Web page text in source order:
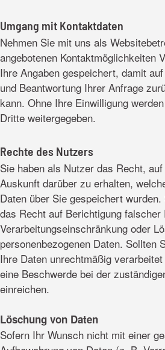
Umgang mit Kontaktdaten
Nehmen Sie mit uns als
angebotenen Kontaktmöglichkeiten
Ihre Angaben gespeichert, damit
und Beantwortung Ihrer Anfrage
kann. Ohne Ihre Einwilligung
Dritte weitergegeben.
Rechte des Nutzers
Sie haben als Nutzer das Recht,
Auskunft darüber zu erhalten,
Daten über Sie gespeichert
das Recht auf Berichtigung falscher
Verarbeitungseinschränkung oder
personenbezogenen Daten. Sollten
Ihre Daten unrechtmäßig
eine Beschwerde bei der
einreichen.
Löschung von Daten
Sofern Ihr Wunsch nicht mit einer